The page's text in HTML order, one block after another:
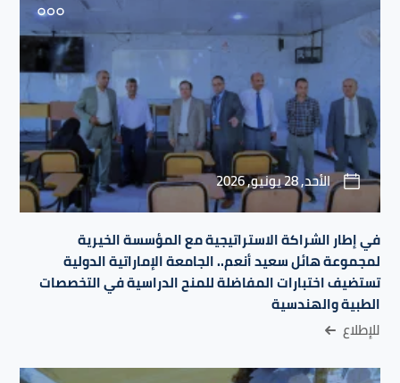
الأحد, 28 يونيو, 2026
في إطار الشراكة الاستراتيجية مع المؤسسة الخيرية
لمجموعة هائل سعيد أنعم.. الجامعة الإماراتية الدولية
تستضيف اختبارات المفاضلة للمنح الدراسية في التخصصات
الطبية والهندسية
للإطلاع